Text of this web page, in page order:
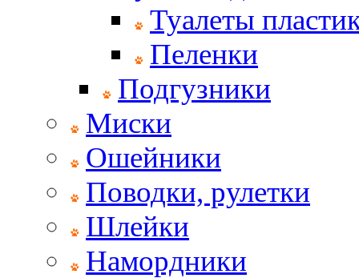
Туалеты
Пеленки
Подгузники
Миски
Ошейники
Поводки, рулетки
Шлейки
Намордники